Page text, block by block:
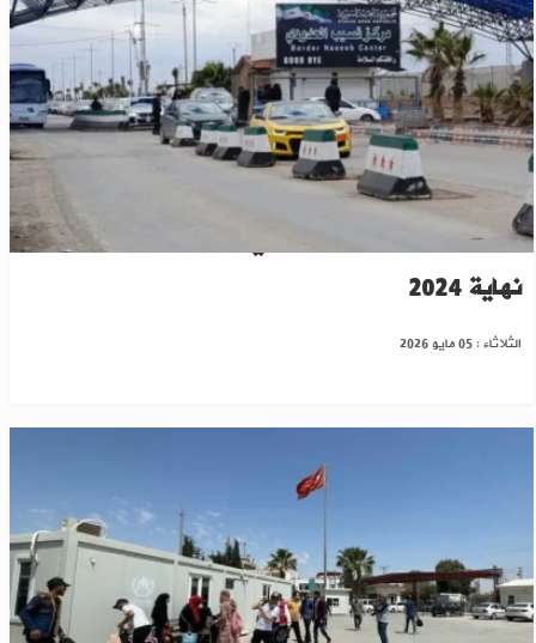
أكثر من 190 ألف لاجئ سوري يعودون من الأردن منذ
نهاية 2024
الثلاثاء : 05 مايو 2026